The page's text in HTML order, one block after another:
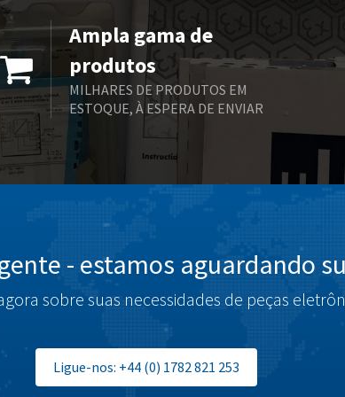
Ampla gama de
produtos
MILHARES DE PRODUTOS EM
ESTOQUE, À ESPERA DE ENVIAR
- estamos aguardando
sobre suas necessidades de peças
Ligue-nos: +44 (0) 1782 821 253